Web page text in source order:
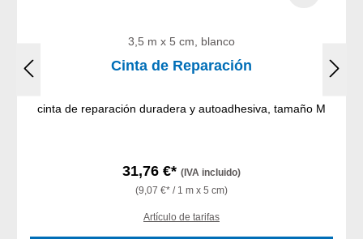
3,5 m x 5 cm, blanco
Cinta de Reparación
cinta de reparación duradera y autoadhesiva, tamaño M
31,76 €* (IVA incluido)
(9,07 €* / 1 m x 5 cm)
Artículo de tarifas